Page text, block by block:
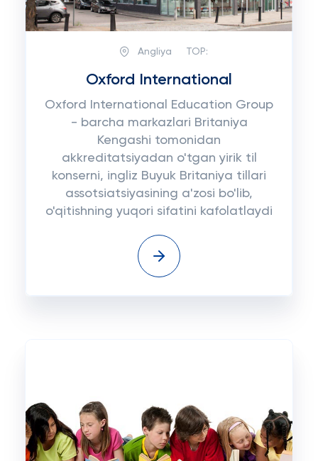
Angliya TOP:
Oxford International
Oxford International Education Group
- barcha markazlari Britaniya
Kengashi tomonidan
akkreditatsiyadan o'tgan yirik til
konserni, ingliz Buyuk Britaniya tillari
assotsiatsiyasining a'zosi bo'lib,
o'qitishning yuqori sifatini kafolatlaydi